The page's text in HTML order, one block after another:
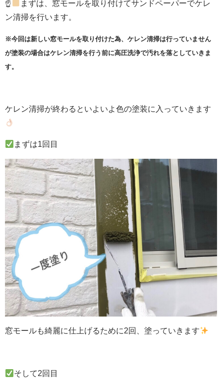
☝
まずは、窓モールを取り付けてサンドペーパーでケレ
ン清掃を行います。
※今回は新しい窓モールを取り付けた為、ケレン清掃は行っていません
が塗装の場合はケレン清掃を行う前に高圧洗浄で汚れを落としていきま
す。
ケレン清掃が終わるといよいよ色の塗装に入っていきます
まずは1回目
窓モールも綺麗に仕上げるために2回、塗っていきます
そして2回目